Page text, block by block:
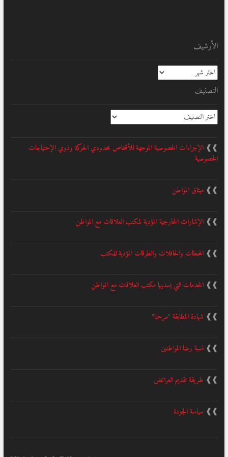
الأرشيف
الأرشيف
التصنيف
التصنيف
❱❱ الإجراءات الخصوصية الموجهة للأشخاص محدودي الحركة وذوي الإحتياجات
الخصوصية
❱❱ ميثاق المواطن
❱❱ الإشارات الخارجية المؤدية لمكتب العلاقات مع المواطن
❱❱ المحطات والحافلات والطرقات المؤدية للمكتب
❱❱ الخدمات التي يسديها مكتب العلاقات مع المواطن
❱❱ شهادة المطابقة "مرحبا"
❱❱ نسبة رضا المواطنين
❱❱ طريقة تقديم العرائض
❱❱ سياسة الجودة